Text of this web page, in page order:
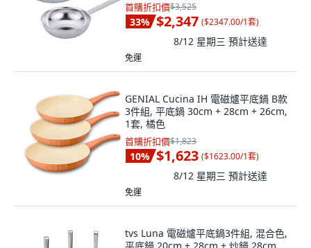
首購折扣價$3,525
33% $2,347 ($2347.00/1套)
8/12 星期三 預計送達
免運
GENIAL Cucina IH 電磁爐平底鍋 B款
3件組, 平底鍋 30cm + 28cm + 26cm,
1套, 橘色
首購折扣價$1,823
10% $1,623 ($1623.00/1套)
8/12 星期三 預計送達
免運
tvs Luna 電磁爐平底鍋3件組, 混合色,